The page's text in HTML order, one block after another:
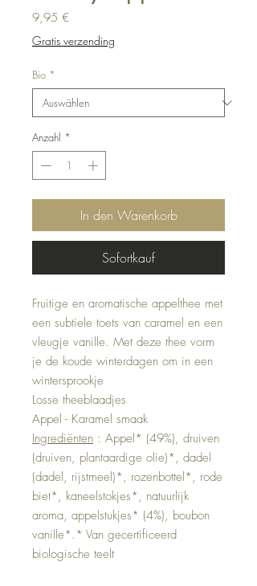
9,95 €Preis
Gratis verzending
Bio *
Anzahl *
In den Warenkorb
Sofortkauf
Fruitige en aromatische appelthee met
een subtiele toets van caramel en een
vleugje vanille. Met deze thee vorm
je de koude winterdagen om in een
wintersprookje
Losse theeblaadjes
Appel - Karamel smaak
Ingrediënten : Appel* (49%), druiven
(druiven, plantaardige olie)*, dadel
(dadel, rijstmeel)*, rozenbottel*, rode
biet*, kaneelstokjes*, natuurlijk
aroma, appelstukjes* (4%), boubon
vanille*.* Van gecertificeerd
biologische teelt